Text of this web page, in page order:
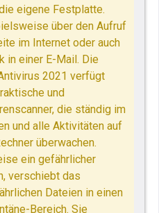
eigene Festplatte.
über den Aufruf
im Internet oder auch
in einer E-Mail. Die
2021 verfügt
und
die ständig im
und alle Aktivitäten auf
überwachen.
ein gefährlicher
verschiebt das
Dateien in einen
Bereich. Sie